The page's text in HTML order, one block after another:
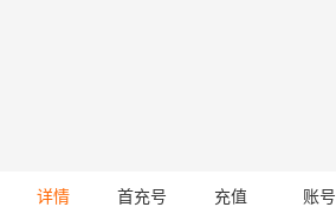
详情 首充号 充值 账号